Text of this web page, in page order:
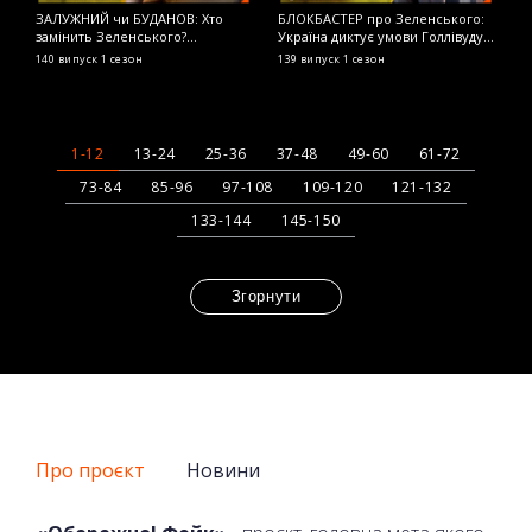
ЗАЛУЖНИЙ чи БУДАНОВ: Хто
замінить Зеленського?
ОБЕРЕЖНО! ФЕЙК
140 випуск 1 сезон
БЛОКБАСТЕР про Зеленського:
Україна диктує умови Голлівуду?
ОБЕРЕЖНО! ФЕЙК
139 випуск 1 сезон
1-12 13-24 25-36 37-48 49-60
61-72
73-84
85-96 97-108 109-120
121-132
133-144
145-150
Згорнути
Про проєкт Новини